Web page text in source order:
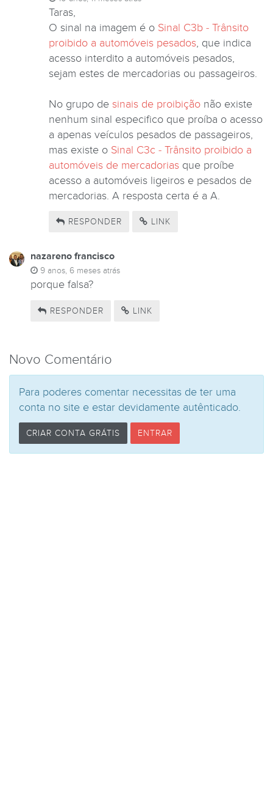
Taras,
O sinal na imagem é o Sinal C3b - Trânsito
proibido a automóveis pesados, que indica
acesso interdito a automóveis pesados,
sejam estes de mercadorias ou passageiros.
No grupo de sinais de proibição não existe
nenhum sinal especifico que proíba o acesso
a apenas veículos pesados de passageiros,
mas existe o Sinal C3c - Trânsito proibido a
automóveis de mercadorias que proíbe
acesso a automóveis ligeiros e pesados de
mercadorias. A resposta certa é a A.
RESPONDER LINK
nazareno francisco
9 anos, 6 meses atrás
porque falsa?
RESPONDER LINK
Novo Comentário
Para poderes comentar necessitas de ter uma
conta no site e estar devidamente autênticado.
CRIAR CONTA GRÁTIS ENTRAR